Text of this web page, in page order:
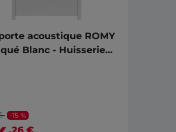
acoustique ROMY
Blanc - Huisserie
-15 %